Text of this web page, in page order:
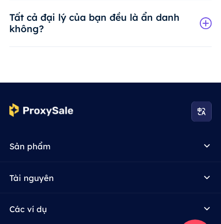
Tất cả đại lý của bạn đều là ẩn danh
không?
Sản phẩm
Tài nguyên
Các ví dụ